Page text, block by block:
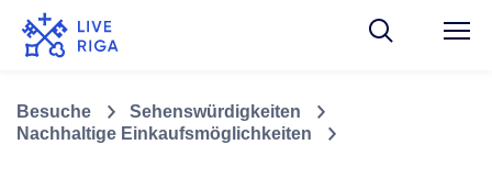
Besuche
Sehenswürdigkeiten
Nachhaltige Einkaufsmöglichkeiten